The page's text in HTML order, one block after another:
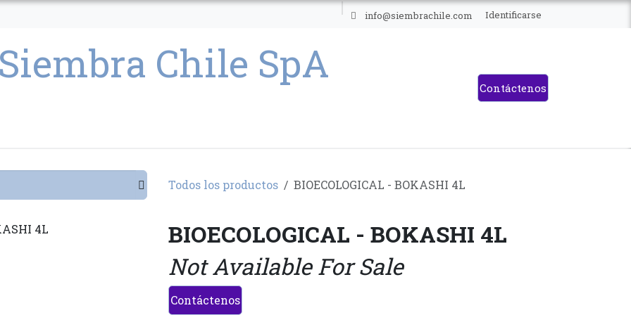
info@siembrachile.com Identificarse
Contáctenos
Todos los productos BIOECOLOGICAL - BOKASHI 4L
BIOECOLOGICAL - BOKASHI 4L
Not Available For Sale
Contáctenos